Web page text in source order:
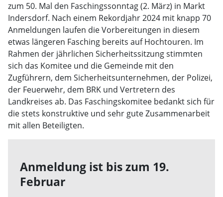
zum 50. Mal den Faschingssonntag (2. März) in Markt
Indersdorf. Nach einem Rekordjahr 2024 mit knapp 70
Anmeldungen laufen die Vorbereitungen in diesem
etwas längeren Fasching bereits auf Hochtouren. Im
Rahmen der jährlichen Sicherheitssitzung stimmten
sich das Komitee und die Gemeinde mit den
Zugführern, dem Sicherheitsunternehmen, der Polizei,
der Feuerwehr, dem BRK und Vertretern des
Landkreises ab. Das Faschingskomitee bedankt sich für
die stets konstruktive und sehr gute Zusammenarbeit
mit allen Beteiligten.
Anmeldung ist bis zum 19.
Februar